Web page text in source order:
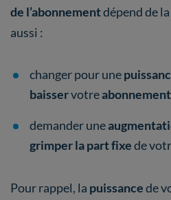
de l’abonnementdépend de la
aussi :
changer pour une
baisservotreabonnement
demander une
grimper la part fixede
Pour rappel, la puissancede